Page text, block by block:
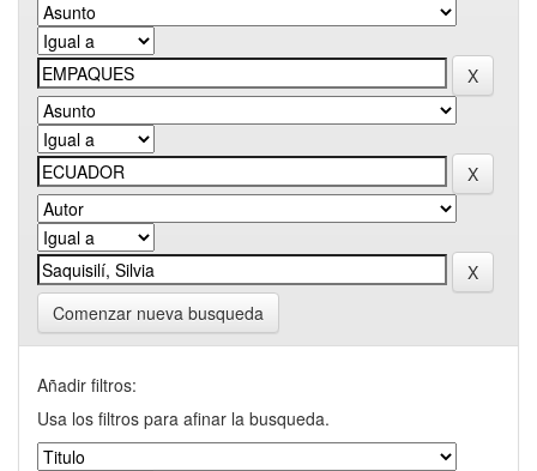
Comenzar nueva busqueda
Añadir filtros:
Usa los filtros para afinar la busqueda.